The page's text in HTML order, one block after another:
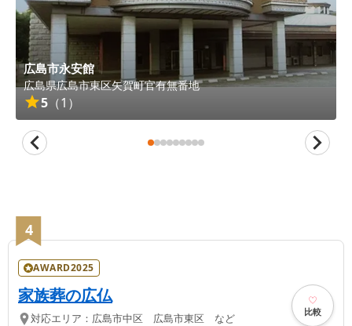
広島市永安館
広島県広島市東区矢賀町官有無番地
5 （1 ）
4
AWARD2025
家族葬の広仏
対応エリア： 広島市中区 広島市東区 など 比較